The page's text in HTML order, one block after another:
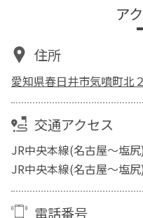
ア
住所
愛知県春日井市気噴町北
交通アクセス
JR中央本線(名古屋～塩
JR中央本線(名古屋～塩
電話番号